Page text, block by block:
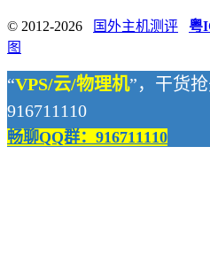
© 2012-2026 国外主机测评 粤
图
“VPS/云/物理机”，干货抢
916711110
畅聊QQ群：916711110